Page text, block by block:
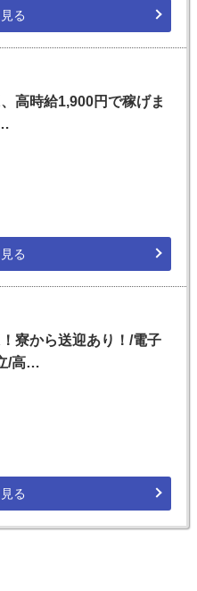
る
高時給1,900円で稼げま
る
寮から送迎あり！/電子
/高…
る